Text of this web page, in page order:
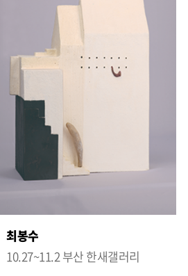
최봉수
10.27~11.2 부산 한새갤러리